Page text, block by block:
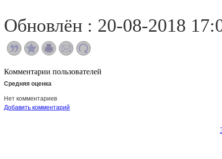
Обновлён : 20-08-2018
Комментарии пользователей
Средняя оценка
Нет комментариев
Добавить комментарий